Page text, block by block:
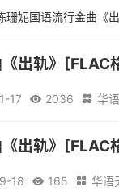
珊妮国语流行金曲《
出轨》[FLAC
[FLAC格式]所属专
有准备…OH心照不
17  2036  华
出轨》[FLAC
[FLAC格式]所属专
都有准备…像一首歌
18  165  华语